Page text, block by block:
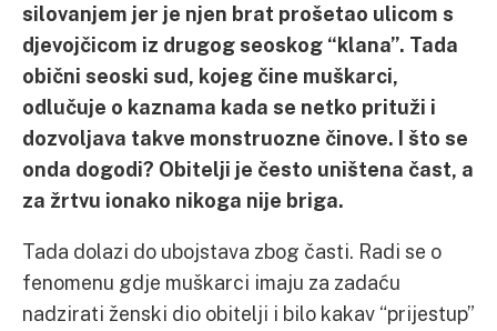
silovanjem jer je njen brat prošetao ulicom s
djevojčicom iz drugog seoskog “klana”. Tada
obični seoski sud, kojeg čine muškarci,
odlučuje o kaznama kada se netko prituži i
dozvoljava takve monstruozne činove. I što se
onda dogodi? Obitelji je često uništena čast, a
za žrtvu ionako nikoga nije briga.
Tada dolazi do ubojstava zbog časti. Radi se o
fenomenu gdje muškarci imaju za zadaću
nadzirati ženski dio obitelji i bilo kakav “prijestup”